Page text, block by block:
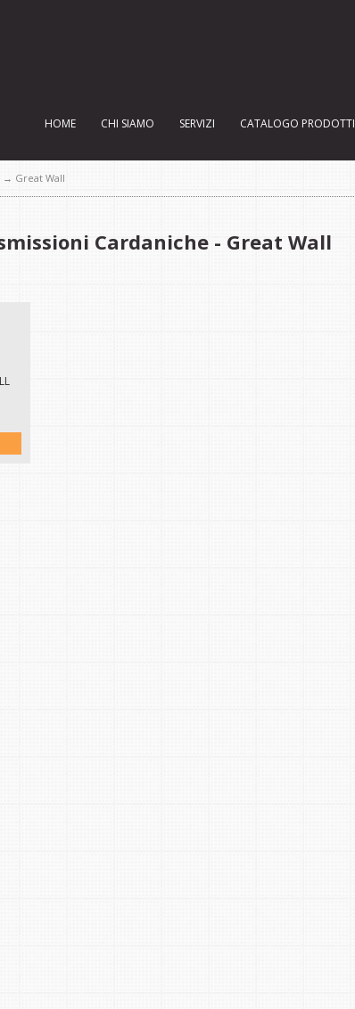
HOME CHI SIAMO SERVIZI CATALOGO PRODOTTI
→ Great Wall
Cardaniche - Great Wall